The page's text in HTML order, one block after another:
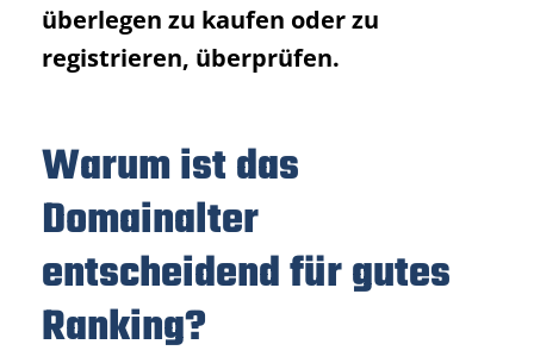
überlegen zu kaufen oder zu
registrieren, überprüfen.
Warum ist das
Domainalter
entscheidend für gutes
Ranking?